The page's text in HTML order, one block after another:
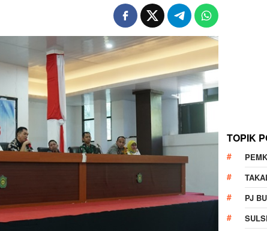
TOPIK
PJ